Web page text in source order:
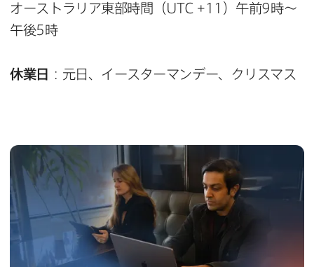
オーストラリア東部​時間​（ UTC + 11 ）午前9時～
午後5時
休業日 ：元日、​イースターマンデー、​クリスマス